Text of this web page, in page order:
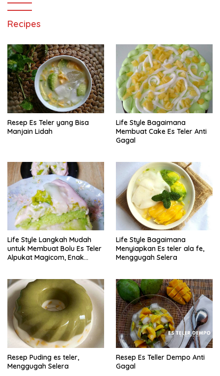
Recipes
Resep Es Teler yang Bisa
Manjain Lidah
Life Style Bagaimana
Membuat Cake Es Teler Anti
Gagal
Life Style Langkah Mudah
untuk Membuat Bolu Es Teler
Alpukat Magicom, Enak
Life Style Bagaimana
Menyiapkan Es teler ala fe,
Menggugah Selera
Resep Puding es teler,
Menggugah Selera
Resep Es Teller Dempo Anti
Gagal